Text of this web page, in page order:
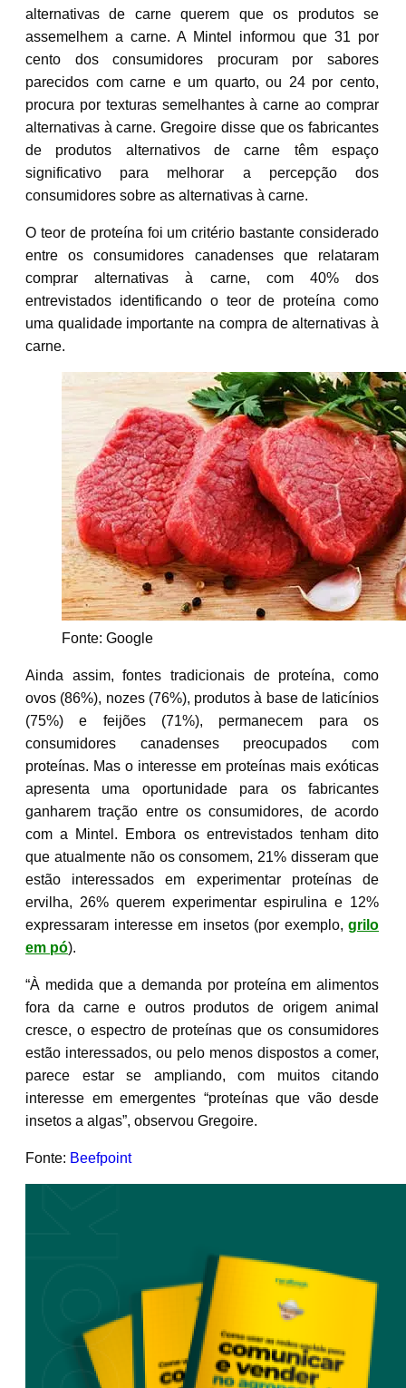
alternativas de carne querem que os produtos se
assemelhem a carne. A Mintel informou que 31 por
cento dos consumidores procuram por sabores
parecidos com carne e um quarto, ou 24 por cento,
procura por texturas semelhantes à carne ao comprar
alternativas à carne. Gregoire disse que os fabricantes
de produtos alternativos de carne têm espaço
significativo para melhorar a percepção dos
consumidores sobre as alternativas à carne.
O teor de proteína foi um critério bastante considerado
entre os consumidores canadenses que relataram
comprar alternativas à carne, com 40% dos
entrevistados identificando o teor de proteína como
uma qualidade importante na compra de alternativas à
carne.
Fonte: Google
Ainda assim, fontes tradicionais de proteína, como
ovos (86%), nozes (76%), produtos à base de laticínios
(75%) e feijões (71%), permanecem para os
consumidores canadenses preocupados com
proteínas. Mas o interesse em proteínas mais exóticas
apresenta uma oportunidade para os fabricantes
ganharem tração entre os consumidores, de acordo
com a Mintel. Embora os entrevistados tenham dito
que atualmente não os consomem, 21% disseram que
estão interessados em experimentar proteínas de
ervilha, 26% querem experimentar espirulina e 12%
expressaram interesse em insetos (por exemplo, grilo
em pó).
“À medida que a demanda por proteína em alimentos
fora da carne e outros produtos de origem animal
cresce, o espectro de proteínas que os consumidores
estão interessados, ou pelo menos dispostos a comer,
parece estar se ampliando, com muitos citando
interesse em emergentes “proteínas que vão desde
insetos a algas”, observou Gregoire.
Fonte: Beefpoint